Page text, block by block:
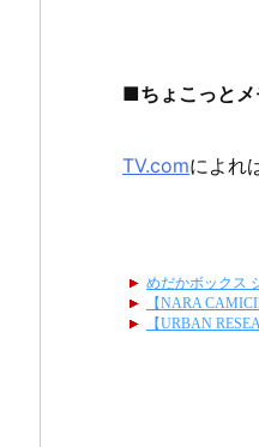
■ちょこっとメ
TV.comによれ